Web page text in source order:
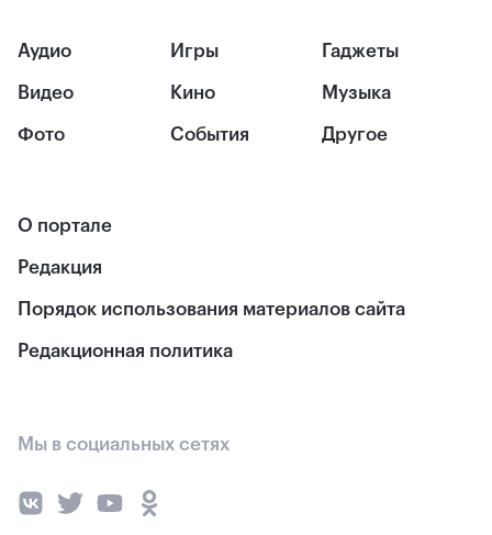
Аудио
Видео
Фото
Игры
Кино
События
Гаджеты
Музыка
Другое
О портале
Редакция
Порядок использования материалов сайта
Редакционная политика
Мы в социальных сетях